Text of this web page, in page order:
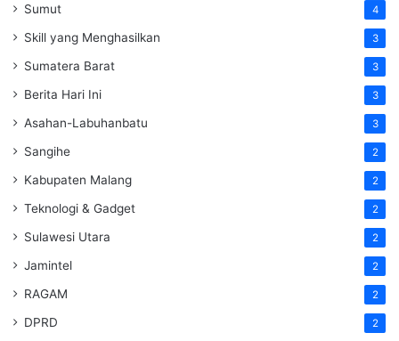
Sumut 4
Skill yang Menghasilkan 3
Sumatera Barat 3
Berita Hari Ini 3
Asahan-Labuhanbatu 3
Sangihe 2
Kabupaten Malang 2
Teknologi & Gadget 2
Sulawesi Utara 2
Jamintel 2
RAGAM 2
DPRD 2